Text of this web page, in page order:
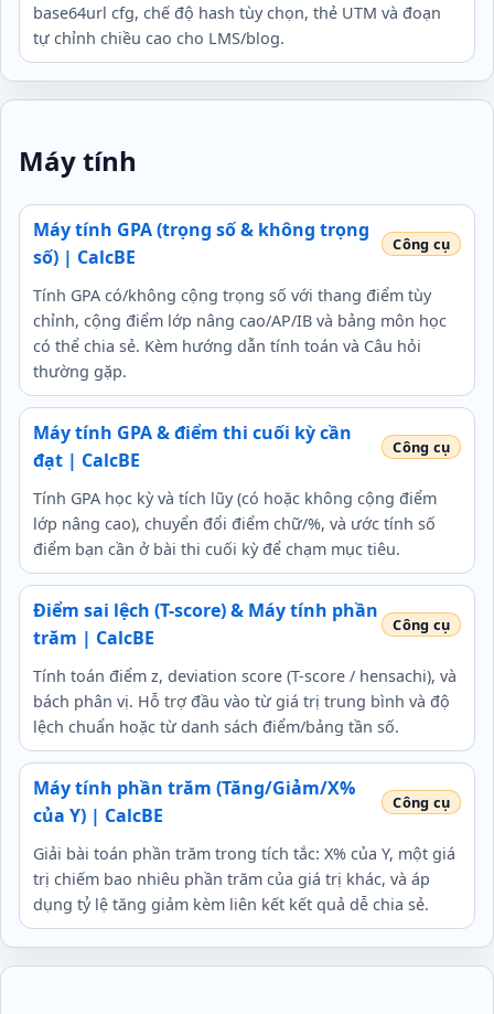
base64url cfg, chế độ hash tùy chọn, thẻ UTM và đoạn
tự chỉnh chiều cao cho LMS/blog.
Máy tính
Máy tính GPA (trọng số & không trọng
số) | CalcBE
Tính GPA có/không cộng trọng số với thang điểm tùy
chỉnh, cộng điểm lớp nâng cao/AP/IB và bảng môn học
có thể chia sẻ. Kèm hướng dẫn tính toán và Câu hỏi
thường gặp.
Máy tính GPA & điểm thi cuối kỳ cần
đạt | CalcBE
Tính GPA học kỳ và tích lũy (có hoặc không cộng điểm
lớp nâng cao), chuyển đổi điểm chữ/%, và ước tính số
điểm bạn cần ở bài thi cuối kỳ để chạm mục tiêu.
Điểm sai lệch (T-score) & Máy tính phần
trăm | CalcBE
Tính toán điểm z, deviation score (T-score / hensachi), và
bách phân vị. Hỗ trợ đầu vào từ giá trị trung bình và độ
lệch chuẩn hoặc từ danh sách điểm/bảng tần số.
Máy tính phần trăm (Tăng/Giảm/X%
của Y) | CalcBE
Giải bài toán phần trăm trong tích tắc: X% của Y, một giá
trị chiếm bao nhiêu phần trăm của giá trị khác, và áp
dụng tỷ lệ tăng giảm kèm liên kết kết quả dễ chia sẻ.